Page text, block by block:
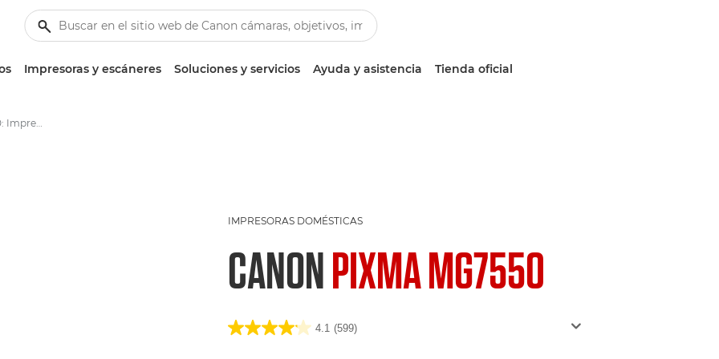
Impresoras y escáneres Soluciones y servicios Ayuda y asistencia Tienda oficial
Canon PIXMA MG7550: Impresoras fotográficas de inyección de tinta
IMPRESORAS DOMÉSTICAS
CANONPIXMA MG7550
4.1 (599)